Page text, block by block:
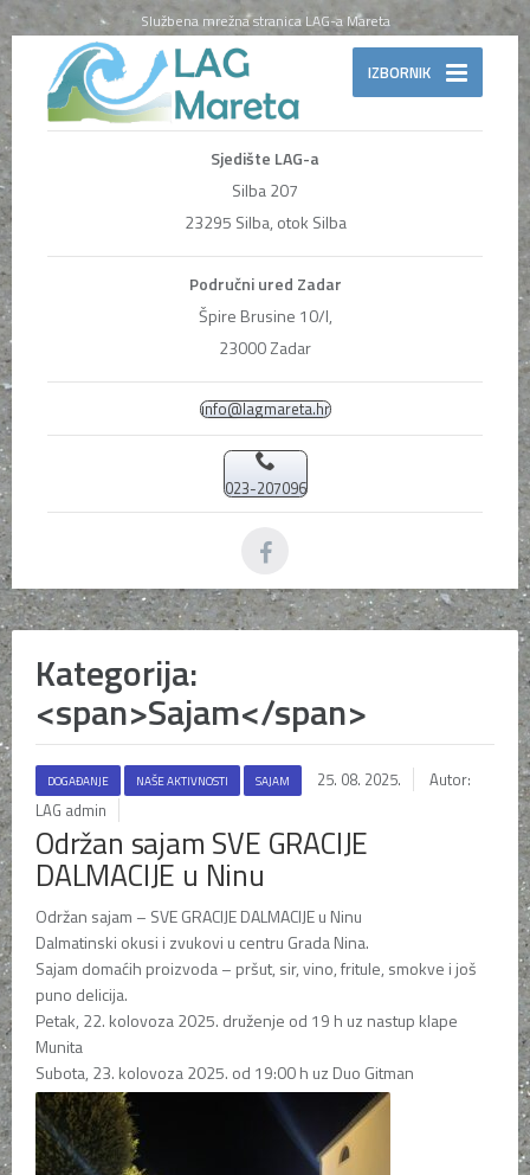
Službena mrežna stranica LAG-a Mareta
IZBORNIK
Sjedište LAG-a
Silba 207
23295 Silba, otok Silba
Područni ured Zadar
Špire Brusine 10/I,
23000 Zadar
info@lagmareta.hr
023-207096
Kategorija:
<span>Sajam</span>
DOGAĐANJE NAŠE AKTIVNOSTI SAJAM 25. 08. 2025.
Autor:
LAG admin
Održan sajam SVE GRACIJE
DALMACIJE u Ninu
Održan sajam – SVE GRACIJE DALMACIJE u Ninu
Dalmatinski okusi i zvukovi u centru Grada Nina.
Sajam domaćih proizvoda – pršut, sir, vino, fritule, smokve i još
puno delicija.
Petak, 22. kolovoza 2025. druženje od 19 h uz nastup klape
Munita
Subota, 23. kolovoza 2025. od 19:00 h uz Duo Gitman